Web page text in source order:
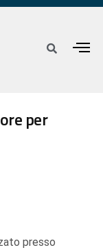
per
presso